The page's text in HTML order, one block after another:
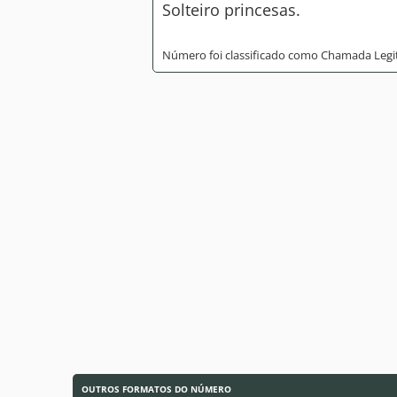
Solteiro princesas.
Número foi classificado como Chamada
OUTROS FORMATOS DO NÚMERO